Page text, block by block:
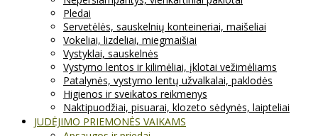
Pledai
Servetėlės, sauskelnių konteineriai, maišeliai
Vokeliai, lizdeliai, miegmaišiai
Vystyklai, sauskelnės
Vystymo lentos ir kilimėliai, įklotai vežimėliams
Patalynės, vystymo lentų užvalkalai, paklodės
Higienos ir sveikatos reikmenys
Naktipuodžiai, pisuarai, klozeto sėdynės, laipteliai
JUDĖJIMO PRIEMONĖS VAIKAMS